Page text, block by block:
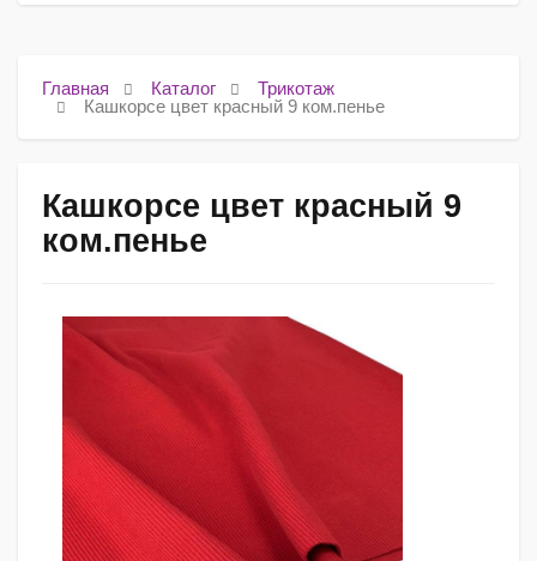
Главная Каталог
Трикотаж
Кашкорсе цвет красный 9 ком.пенье
Кашкорсе цвет красный 9
ком.пенье